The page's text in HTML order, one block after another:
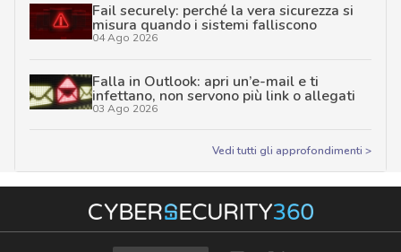
Fail securely: perché la vera sicurezza si
misura quando i sistemi falliscono
04 Ago 2026
Falla in Outlook: apri un’e-mail e ti
infettano, non servono più link o allegati
03 Ago 2026
Vedi tutti gli approfondimenti >